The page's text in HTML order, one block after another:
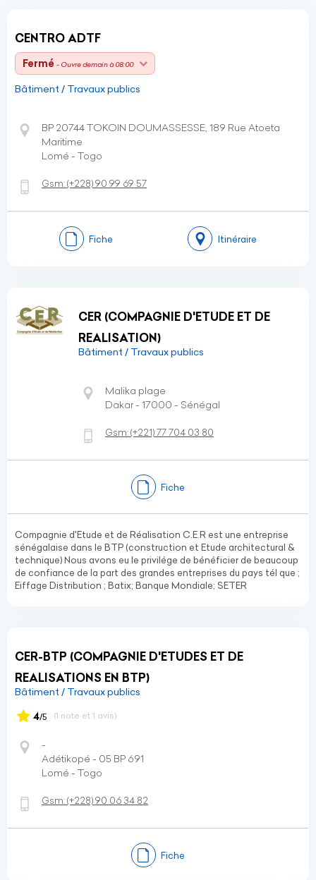
CENTRO ADTF
Fermé - Ouvre demain à 08:00
Bâtiment / Travaux publics
BP 20744 TOKOIN DOUMASSESSE, 189 Rue Atoeta
Maritime
Lomé - Togo
Gsm:(+228)90 99 69 57
Fiche Itinéraire
CER (COMPAGNIE D'ETUDE ET DE
REALISATION)
Bâtiment / Travaux publics
Malika plage
Dakar - 17000 - Sénégal
Gsm:(+221)77 704 03 80
Fiche
Compagnie d'Etude et de Réalisation C.E.R est une entreprise
sénégalaise dans le BTP (construction et Etude architectural &
technique) Nous avons eu le privilége de bénéficier de beaucoup
de confiance de la part des grandes entreprises du pays tél que ;
Eiffage Distribution ; Batix; Banque Mondiale; SETER
CER-BTP (COMPAGNIE D'ETUDES ET DE
REALISATIONS EN BTP)
Bâtiment / Travaux publics
4/5 (1 note et 1 avis)
-
Adétikopé - 05 BP 691
Lomé - Togo
Gsm:(+228)90 06 34 82
Fiche